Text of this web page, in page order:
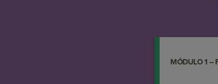
MÓDULO 1 –